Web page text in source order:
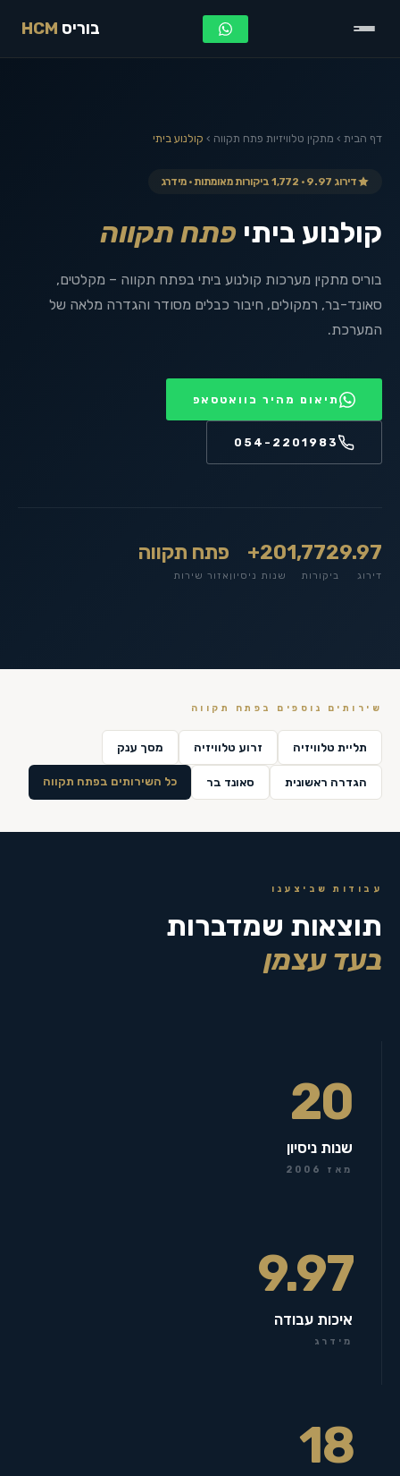
בוריס HCM
דף הבית › מתקין טלוויזיות פתח תקווה › קולנוע ביתי
דירוג 9.97 · 1,772 ביקורות מאומתות · מידרג
קולנוע ביתי פתח תקווה
בוריס מתקין מערכות קולנוע ביתי בפתח תקווה – מקלטים,
סאונד-בר, רמקולים, חיבור כבלים מסודר והגדרה מלאה של
המערכת.
תיאום מהיר בוואטסאפ
054-2201983
9.97
דירוג
1,772
ביקורות
20+
שנות ניסיון
פתח תקווה
אזור שירות
שירותים נוספים ב פתח תקווה
תליית טלוויזיה זרוע טלוויזיה מסך ענק
הגדרה ראשונית סאונד בר כל השירותים בפתח תקווה
עבודות שביצענו
תוצאות שמדברות
בעד עצמן
20
שנות ניסיון
מאז 2006
9.97
איכות עבודה
מידרג
18